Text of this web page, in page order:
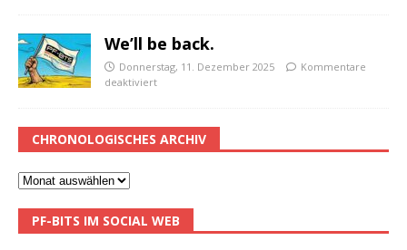
We’ll be back.
Donnerstag, 11. Dezember 2025
Kommentare
deaktiviert
CHRONOLOGISCHES ARCHIV
PF-BITS IM SOCIAL WEB